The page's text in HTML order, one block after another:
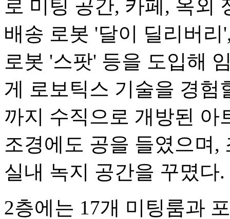
로 미팅 공간, 카페, 옥외
배송 로봇 '달이 딜리버
로봇 '스팟' 등을 도입해
게 로보틱스 기술을 경험
까지 수직으로 개방된 아
조경에도 공을 들였으며,
실내 녹지 공간을 꾸몄다.
2층에는 17개 미팅룸과